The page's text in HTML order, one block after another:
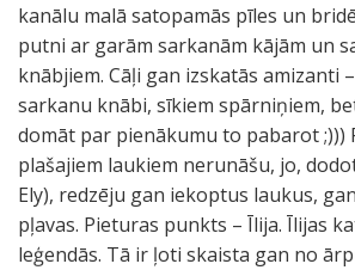
kanālu malā satopamās pīles un
putni ar garām sarkanām kājām un
knābjiem. Cāļi gan izskatās amizanti
sarkanu knābi, sīkiem spārniņiem,
domāt par pienākumu to pabarot ;)))
plašajiem laukiem nerunāšu, jo,
Ely), redzēju gan iekoptus laukus,
pļavas. Pieturas punkts – Īlija. Īlijas
leģendās. Tā ir ļoti skaista gan no